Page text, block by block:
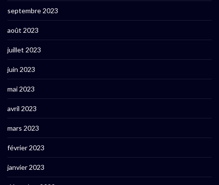
septembre 2023
août 2023
juillet 2023
juin 2023
mai 2023
avril 2023
mars 2023
février 2023
janvier 2023